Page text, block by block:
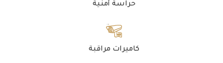
حراسة أمنية
كاميرات مراقبة